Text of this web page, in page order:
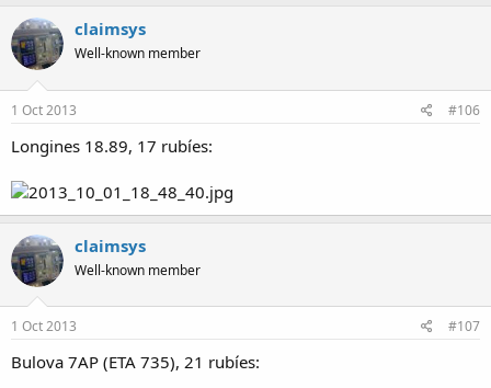
claimsys
Well-known member
1 Oct 2013 #106
Longines 18.89, 17 rubíes:
claimsys
Well-known member
1 Oct 2013 #107
Bulova 7AP (ETA 735), 21 rubíes: